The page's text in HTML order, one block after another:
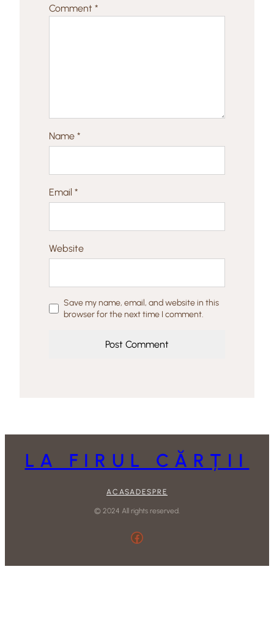
Comment *
Name *
Email *
Website
Save my name, email, and website in this
browser for the next time I comment.
LA FIRUL CĂRȚII
ACASADESPRE
© 2024 All rights reserved.
Facebook